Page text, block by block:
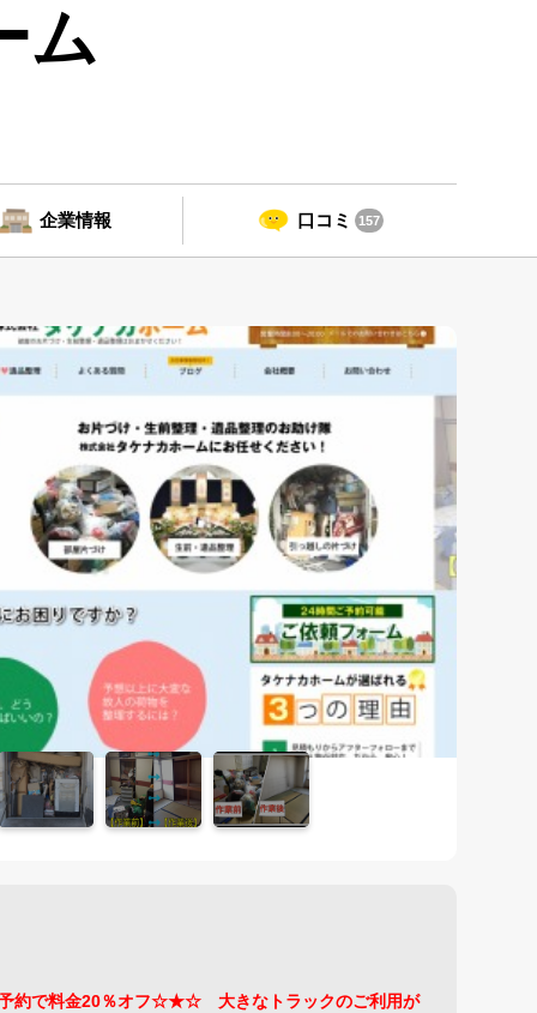
ム
企業情報 口コミ 157
約で料金20％オフ☆★☆ 大きなトラックのご利用が